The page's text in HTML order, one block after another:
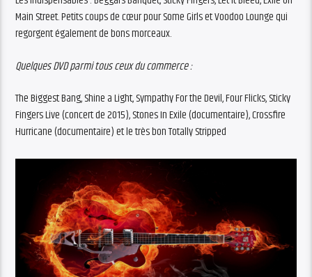
Main Street. Petits coups de cœur pour Some Girls et Voodoo Lounge qui
regorgent également de bons morceaux.
Quelques DVD parmi tous ceux du commerce :
The Biggest Bang, Shine a Light, Sympathy For the Devil, Four Flicks, Sticky
Fingers Live (concert de 2015), Stones In Exile (documentaire), Crossfire
Hurricane (documentaire) et le très bon Totally Stripped